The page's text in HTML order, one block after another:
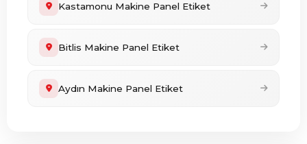
Kastamonu Makine Panel Etiket
Bitlis Makine Panel Etiket
Aydın Makine Panel Etiket